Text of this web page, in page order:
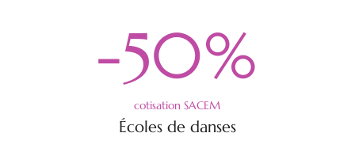
-50%
cotisation SACEM
Écoles de danses